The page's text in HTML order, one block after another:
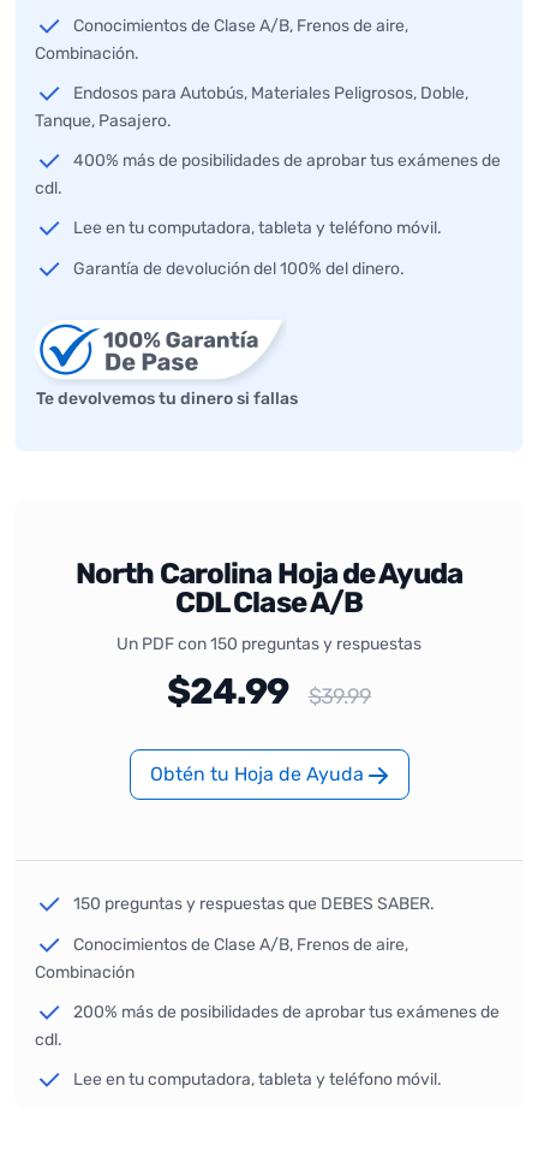
North Carolina Hoja de Ayuda
CDL Clase A/B
Un PDF con 150 preguntas y respuestas
$24.99 $39.99
Obtén tu Hoja de Ayuda
150 preguntas y respuestas que DEBES SABER.
Conocimientos de Clase A/B, Frenos de aire,
Combinación
200% más de posibilidades de aprobar tus exámenes de
cdl.
Lee en tu computadora, tableta y teléfono móvil.
Conocimientos de Clase A/B, Frenos de aire,
Combinación.
Endosos para Autobús, Materiales Peligrosos, Doble,
Tanque, Pasajero.
400% más de posibilidades de aprobar tus exámenes de
cdl.
Lee en tu computadora, tableta y teléfono móvil.
Garantía de devolución del 100% del dinero.
Te devolvemos tu dinero si fallas